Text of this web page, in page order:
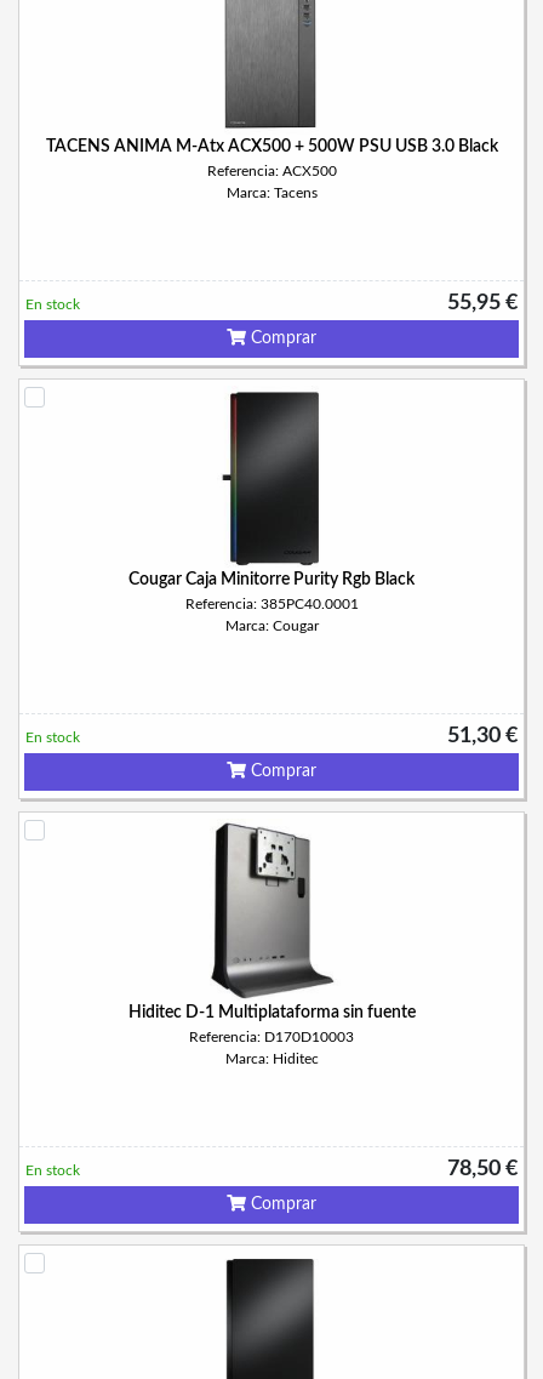
TACENS ANIMA M-Atx ACX500 + 500W PSU USB 3.0 Black
Referencia: ACX500
Marca: Tacens
55,95 €
En stock
Comprar
Cougar Caja Minitorre Purity Rgb Black
Referencia: 385PC40.0001
Marca: Cougar
51,30 €
En stock
Comprar
Hiditec D-1 Multiplataforma sin fuente
Referencia: D170D10003
Marca: Hiditec
78,50 €
En stock
Comprar